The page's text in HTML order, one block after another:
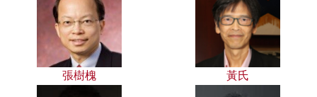
張樹槐 黃氏